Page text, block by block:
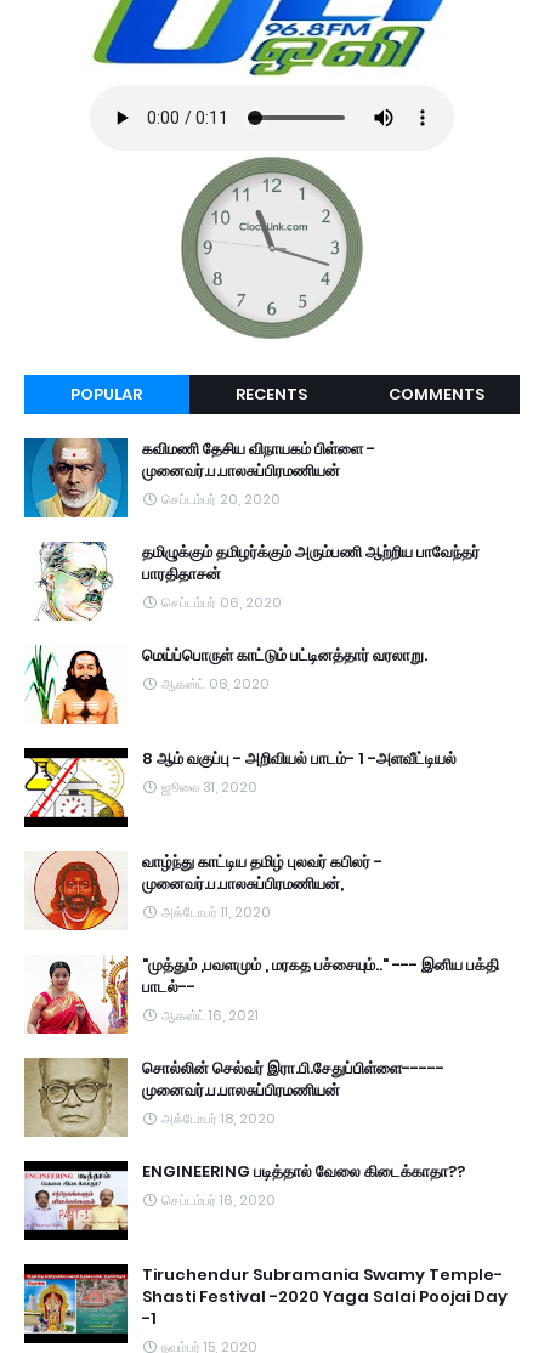
POPULAR RECENTS COMMENTS
கவிமணி தேசிய விநாயகம் பிள்ளை -
முனைவர்.ப.பாலசுப்பிரமணியன்
செப்டம்பர் 20, 2020
தமிழுக்கும் தமிழர்க்கும் அரும்பணி ஆற்றிய பாவேந்தர்
பாரதிதாசன்
செப்டம்பர் 06, 2020
மெய்ப்பொருள் காட்டும் பட்டினத்தார் வரலாறு.
ஆகஸ்ட் 08, 2020
8 ஆம் வகுப்பு - அறிவியல் பாடம்- 1 -அளவீட்டியல்
ஜூலை 31, 2020
வாழ்ந்து காட்டிய தமிழ் புலவர் கபிலர் -
முனைவர்.ப.பாலசுப்பிரமணியன்,
அக்டோபர் 11, 2020
"முத்தும் ,பவளமும் , மரகத பச்சையும்.." --- இனிய பக்தி
பாடல்--
ஆகஸ்ட் 16, 2021
சொல்லின் செல்வர் இரா.பி.சேதுப்பிள்ளை-----
முனைவர்.ப.பாலசுப்பிரமணியன்
அக்டோபர் 18, 2020
ENGINEERING படித்தால் வேலை கிடைக்காதா??
செப்டம்பர் 16, 2020
Tiruchendur Subramania Swamy Temple-
Shasti Festival -2020 Yaga Salai Poojai Day
-1
நவம்பர் 15, 2020